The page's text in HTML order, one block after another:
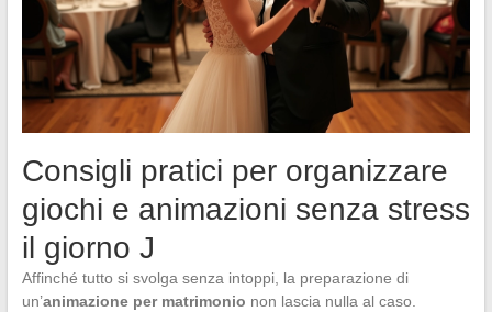
Consigli pratici per organizzare
giochi e animazioni senza stress
il giorno J
Affinché tutto si svolga senza intoppi, la preparazione di
un’animazione per matrimonio non lascia nulla al caso.